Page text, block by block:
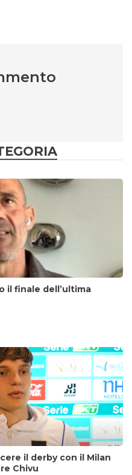
il finale dell’ultima
il derby con il Milan
Chivu